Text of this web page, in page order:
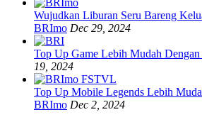
Wujudkan Liburan Seru Bareng
BRImo Dec 29, 2024
Top Up Game Lebih Mudah
19, 2024
Top Up Mobile Legends Lebih
BRImo Dec 2, 2024